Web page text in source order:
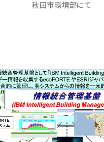
秋田市環境部にて